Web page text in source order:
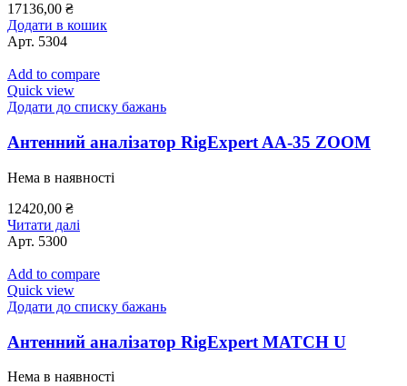
17136,00 ₴
Додати в кошик
Арт. 5304
Add to compare
Quick view
Додати до списку бажань
Антенний аналізатор RigExpert AA-35 ZOOM
Нема в наявності
12420,00 ₴
Читати далі
Арт. 5300
Add to compare
Quick view
Додати до списку бажань
Антенний аналізатор RigExpert MATCH U
Нема в наявності